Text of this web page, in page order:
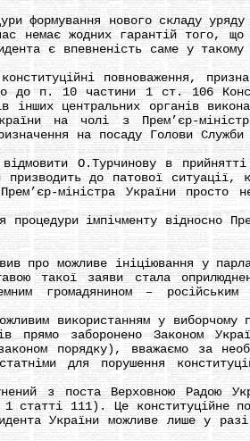
формування нового складу уряду
немає жодних гарантій того, що
є впевненість саме у такому
повноваження,
до п. 10 частини 1 ст. 106
інших центральних органів
на чолі з Прем’єр-
на посаду Голови Служби
О.Турчинову в
до патової ситуації,
міністра України просто
імпічменту відносно
можливе ініціювання у
такої заяви стала
громадянином – російським
використанням у виборчому
прямо заборонено Законом
порядку), вважаємо за
для порушення
з поста Верховною Радою
статті 111). Це конституційне
України можливе лише у